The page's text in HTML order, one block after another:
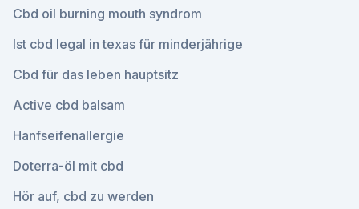
Cbd oil burning mouth syndrom
Ist cbd legal in texas für minderjährige
Cbd für das leben hauptsitz
Active cbd balsam
Hanfseifenallergie
Doterra-öl mit cbd
Hör auf, cbd zu werden